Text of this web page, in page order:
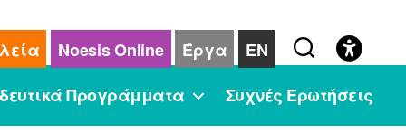
Noesis Online Έργα
EN
Προγράμματα
Συχνές Ερωτήσεις